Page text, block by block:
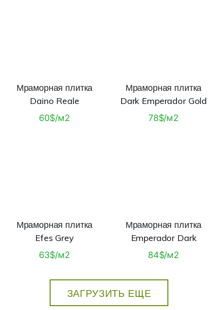
Мраморная плитка
Daino Reale
60$/м2
Мраморная плитка
Dark Emperador Gold
78$/м2
Мраморная плитка
Efes Grey
63$/м2
Мраморная плитка
Emperador Dark
84$/м2
ЗАГРУЗИТЬ ЕЩЕ